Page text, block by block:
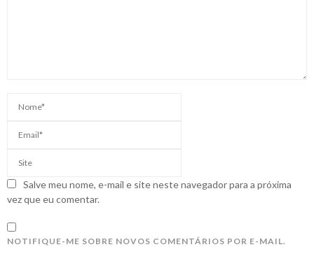
Salve meu nome, e-mail e site neste navegador para a próxima
vez que eu comentar.
NOTIFIQUE-ME SOBRE NOVOS COMENTÁRIOS POR E-MAIL.